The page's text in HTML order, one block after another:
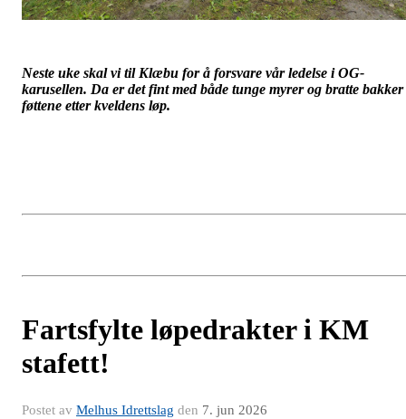
Neste uke skal vi til Klæbu for å forsvare vår ledelse i OG-
karusellen. Da er det fint med både tunge myrer og bratte
føttene etter kveldens løp.
Fartsfylte løpedrakter i KM
stafett!
Postet av Melhus Idrettslag den 7. jun 2026